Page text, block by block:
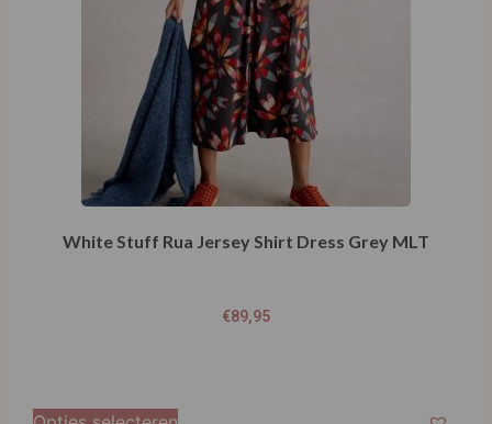
White Stuff Rua Jersey Shirt Dress Grey MLT
€89,95